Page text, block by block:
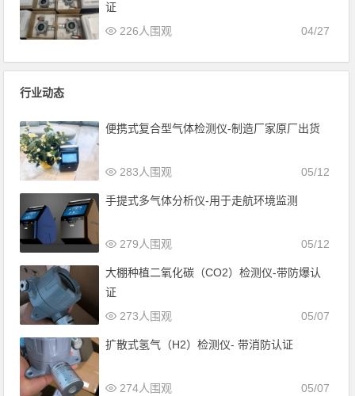
证
04/27
226人围观
行业动态
便携式复合型气体检测仪-制造厂家原厂出货
05/12
283人围观
手提式多气体分析仪-用于走航环境监测
05/12
279人围观
大棚种植二氧化碳（CO2）检测仪-带防爆认
证
05/07
273人围观
扩散式氢气（H2）检测仪- 带消防认证
05/07
274人围观